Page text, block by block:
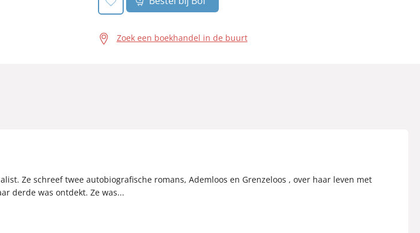
Zoek een boekhandel in de buurt
Ze schreef twee autobiografische romans, Ademloos en Grenzeloos , over haar leven met
derde was ontdekt. Ze was...